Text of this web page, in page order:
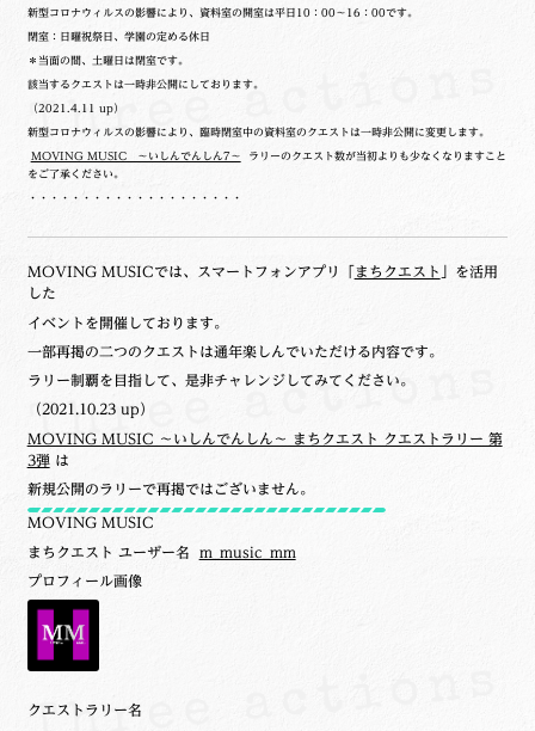
新型コロナウィルスの影響により、資料室の開室は平日10：00～16：00です。
閉室：日曜祝祭日、学園の定める休日
＊当面の間、土曜日は閉室です。
該当するクエストは一時非公開にしております。
（2021.4.11 up）
新型コロナウィルスの影響により、臨時閉室中の資料室のクエストは一時非公開に変更します。
MOVING MUSIC ～いしんでんしん7～ ラリーのクエスト数が当初よりも少なくなりますこと
をご了承ください。
・・・・・・・・・・・・・・・・・・・・
MOVING MUSICでは、スマートフォンアプリ「 まちクエスト
」を活用
した
イベントを開催しております。
一部再掲の二つのクエストは通年楽しんでいただける内容です。
ラリー制覇を目指して、是非チャレンジしてみてください。
（2021.10.23 up）
MOVING MUSIC ～いしんでんしん～ まちクエスト クエストラリー 第
3弾 は
新規公開のラリーで再掲ではございません。
MOVING MUSIC
まちクエスト ユーザー名 m_music_mm
プロフィール画像
クエストラリー名